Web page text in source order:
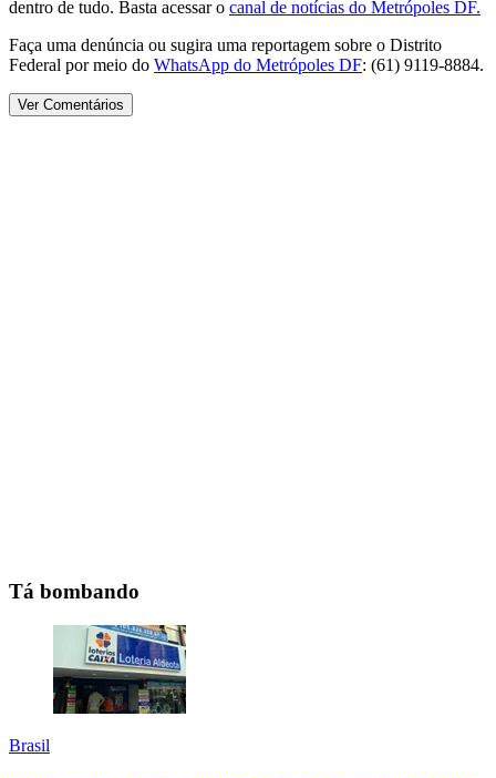
dentro de tudo. Basta acessar o canal de notícias do Metrópoles DF.
Faça uma denúncia ou sugira uma reportagem sobre o Distrito
Federal por meio do WhatsApp do Metrópoles DF: (61) 9119-8884.
Ver Comentários
Tá bombando
Brasil